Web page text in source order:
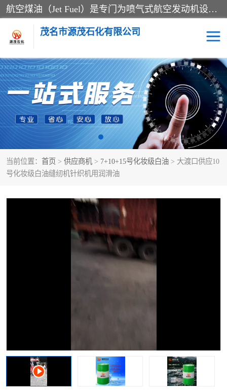
航空煤油（Jet Fuel）是专门为喷气式航空发动机设计的高纯度燃料，主要分为Jet A、Jet A-1和Jet B等类型。其特点是闪点高、低温流动性好，并添加了抗静电剂和抗氧化剂以确保飞行安全。航空煤油需
茂名市源茂石化有限公司
当前位置： 首页 > 供应商机 > 7+10+15号化妆级白油 > 大渡口供应10
号化妆级白油缝纫机针织机用润滑油
RP3航空煤油 D20+D30溶剂油
D40+D60溶剂油 D80+D100溶剂油
6号+120号溶剂油 260号溶剂油
异构烷烃 天然乳胶
26+32号化妆级白油 46+68号化妆级白油